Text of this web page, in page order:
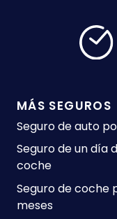
MÁS SEGUROS
Seguro de auto
Seguro de un día
coche
Seguro de coche
meses